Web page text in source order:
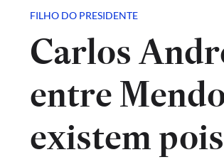
FILHO DO PRESIDENTE
Carlos
entre
existem